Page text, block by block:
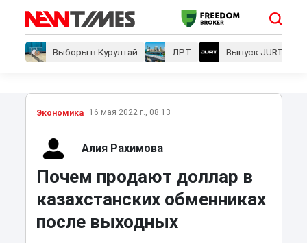
Выборы в Курултай ЛРТ Выпуск JURT
Экономика 16 мая 2022 г., 08:13
Алия Рахимова
Почем продают доллар в
казахстанских обменниках
после выходных